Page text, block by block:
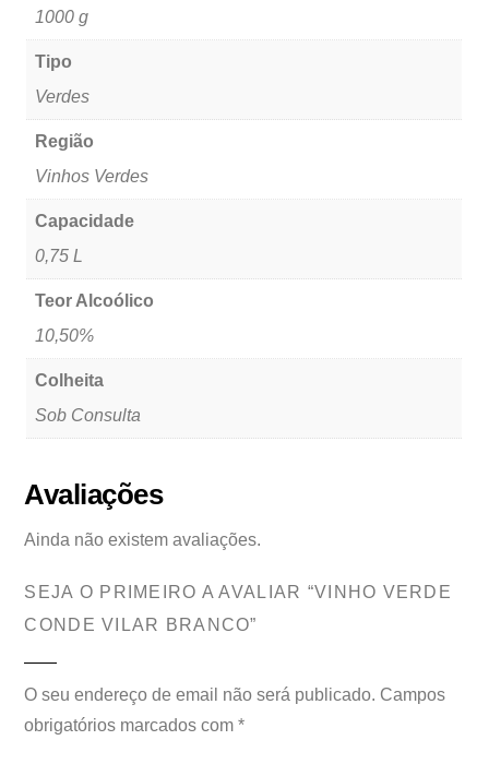
1000 g
Tipo
Verdes
Região
Vinhos Verdes
Capacidade
0,75 L
Teor Alcoólico
10,50%
Colheita
Sob Consulta
Avaliações
Ainda não existem avaliações.
SEJA O PRIMEIRO A AVALIAR “VINHO VERDE
CONDE VILAR BRANCO”
O seu endereço de email não será publicado. Campos
obrigatórios marcados com*